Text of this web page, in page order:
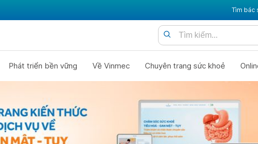
Tìm bác
Phát triển bền vững Về Vinmec Chuyên trang sức khoẻ